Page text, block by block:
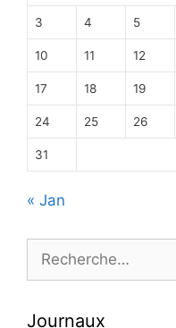
3 4 5
10 11 12
17 18 19
24 25 26
31
« Jan
Journaux